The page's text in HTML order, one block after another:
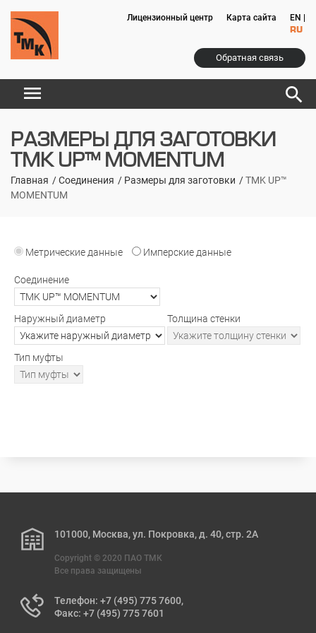
Лицензионный центр Карта сайта EN
RU
Обратная связь
menu search
РАЗМЕРЫ ДЛЯ ЗАГОТОВКИ
TMK UP™ MOMENTUM
Главная Соединения Размеры для заготовки
TMK UP™
MOMENTUM
Метрические данные Имперские данные
Соединение
Наружный диаметр Толщина стенки
Тип муфты
101000, Москва, ул. Покровка, д. 40, стр. 2А
Copyright © 2020 ПАО ТМК
Все права защищены
Телефон: +7 (495) 775 7600,
Факс: +7 (495) 775 7601